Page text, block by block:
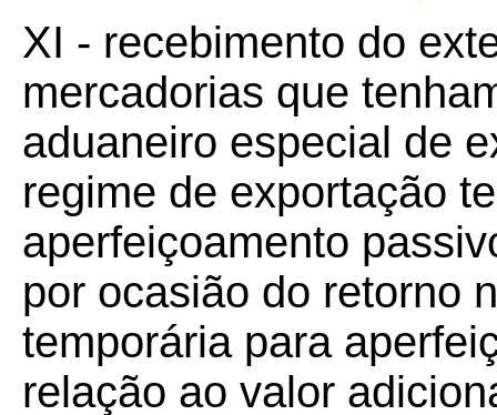
XI - recebimento do
mercadorias que
aduaneiro especial de
regime de exportação
aperfeiçoamento
por ocasião do retorno
temporária para
relação ao valor